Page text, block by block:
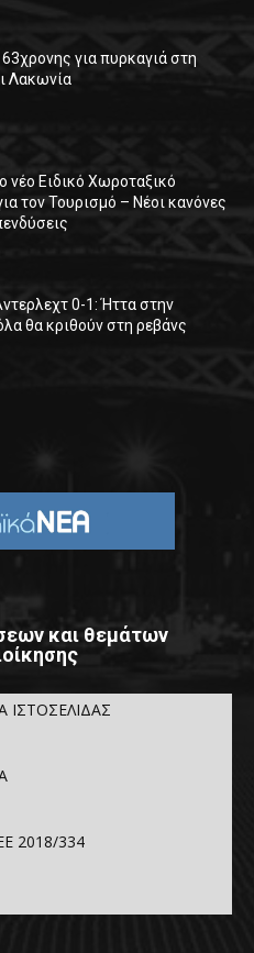
για πυρκαγιά στη
Λακωνία
νέο Ειδικό Χωροταξικό
τον Τουρισμό – Νέοι κανόνες
0-1: Ήττα στην
θα κριθούν στη ρεβάνς
και θεμάτων
2018/334